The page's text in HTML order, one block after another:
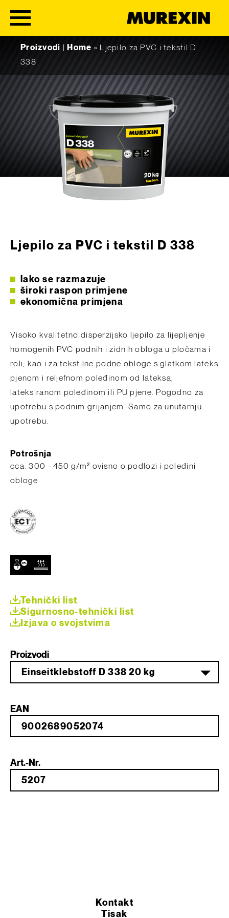
Proizvodi
Home » Ljepilo za PVC i tekstil D
338
Ljepilo za PVC i tekstil D 338
lako se razmazuje
široki raspon primjene
ekonomična primjena
Visoko kvalitetno disperzijsko ljepilo za lijepljenje
homogenih PVC podnih i zidnih obloga u pločama i
roli, kao i za tekstilne podne obloge s glatkom lateks
pjenom i reljefnom poleđinom od lateksa,
lateksiranom poleđinom ili PU pjene. Pogodno za
upotrebu s podnim grijanjem. Samo za unutarnju
upotrebu.
Potrošnja
​cca. 300 - 450 g/m² ovisno o podlozi i poleđini
obloge
Tehnički list
Sigurnosno-tehnički list
Izjava o svojstvima
Proizvodi
Einseitklebstoff D 338 20 kg
EAN
Art.-Nr.
Kontakt
Tisak